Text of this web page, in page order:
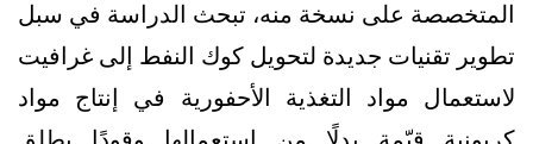
المتخصصة على نسخة منه، تبحث الدراسة في سبل
تطوير تقنيات جديدة لتحويل كوك النفط إلى غرافيت
لاستعمال مواد التغذية الأحفورية في إنتاج مواد